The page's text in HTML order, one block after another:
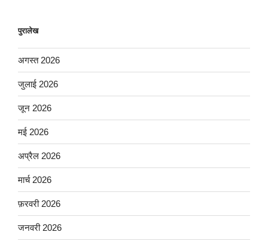
पुरालेख
अगस्त 2026
जुलाई 2026
जून 2026
मई 2026
अप्रैल 2026
मार्च 2026
फ़रवरी 2026
जनवरी 2026